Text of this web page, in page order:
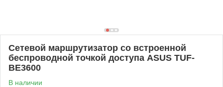
Сетевой маршрутизатор со встроенной
беспроводной точкой доступа ASUS TUF-
BE3600
В наличии